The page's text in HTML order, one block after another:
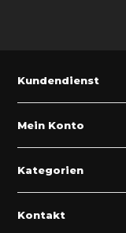
Kundendienst
Mein Konto
Kategorien
Kontakt